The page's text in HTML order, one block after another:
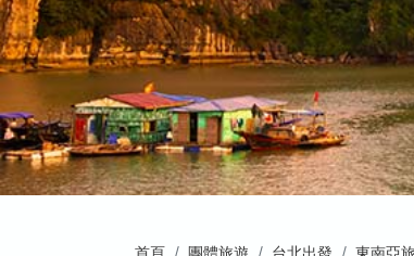
首頁 團體旅遊 台北出發 東南亞